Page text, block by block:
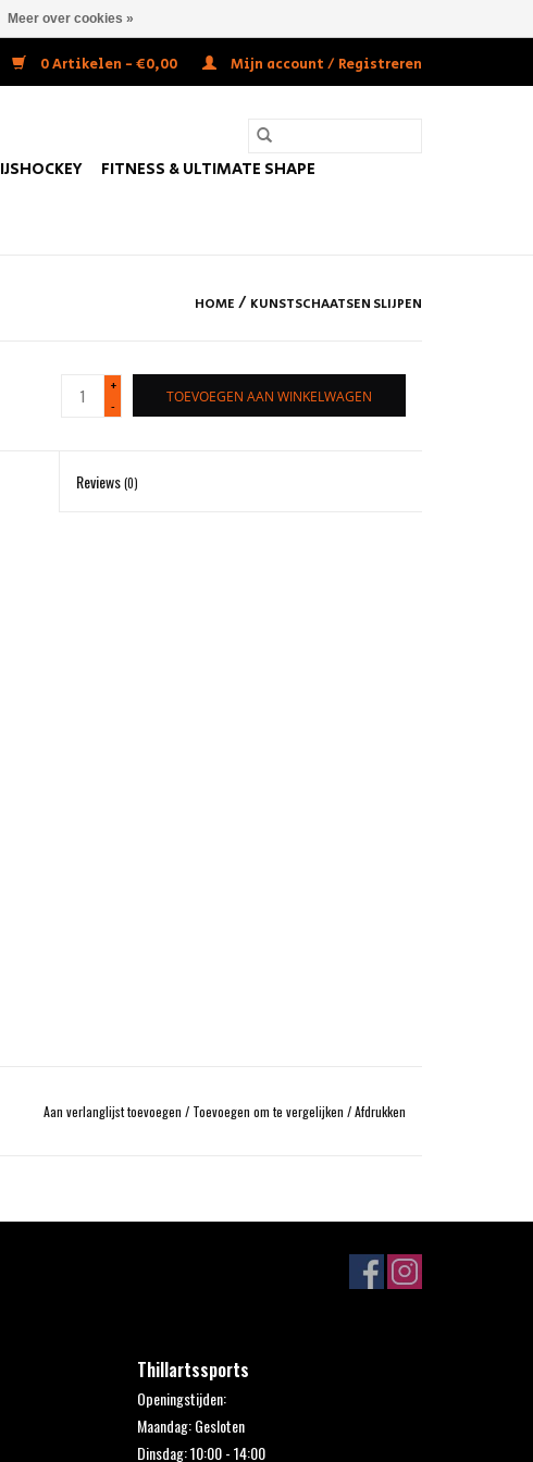
0 Artikelen - €0,00 Mijn account / Registreren
IJSHOCKEY
FITNESS & ULTIMATE SHAPE
HOME / KUNSTSCHAATSEN SLIJPEN
+
-
TOEVOEGEN AAN WINKELWAGEN
Reviews(0)
Aan verlanglijst toevoegen / Toevoegen om te vergelijken /Afdrukken
Thillartssports
Openingstijden:
Maandag: Gesloten
Dinsdag: 10:00 - 14:00
Meer over cookies »